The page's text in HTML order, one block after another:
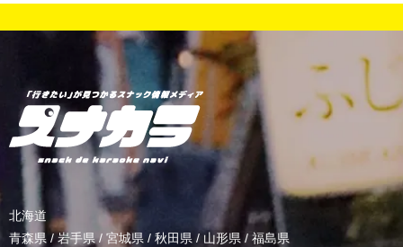
北海道
青森県 / 岩手県/ 宮城県 / 秋田県 / 山形県/ 福島県